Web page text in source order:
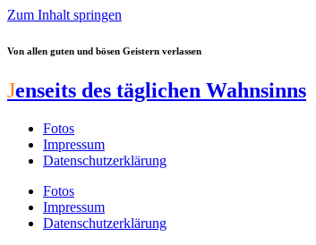
Zum Inhalt springen
Von allen guten und bösen Geistern verlassen
Jenseits des täglichen Wahnsinns
Fotos
Impressum
Datenschutzerklärung
Fotos
Impressum
Datenschutzerklärung